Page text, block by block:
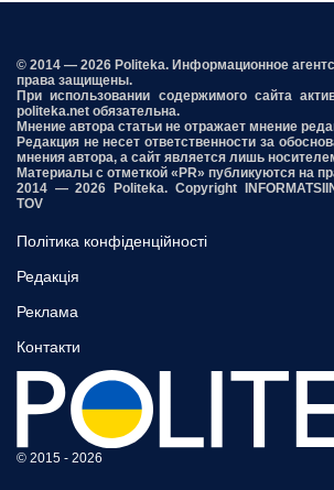
© 2014 — 2026 Politeka. Информационное
права защищены.
При использовании содержимого сайта
politeka.net обязательна.
Мнение автора статьи не отражает мнение
Редакция не несет ответственности за
мнения автора, а сайт является лишь
Материалы с отметкой «PR» публикуются на
2014 — 2026 Politeka. Copyright
TOV
Політика конфіденційності
Редакція
Реклама
Контакти
© 2015 - 2026